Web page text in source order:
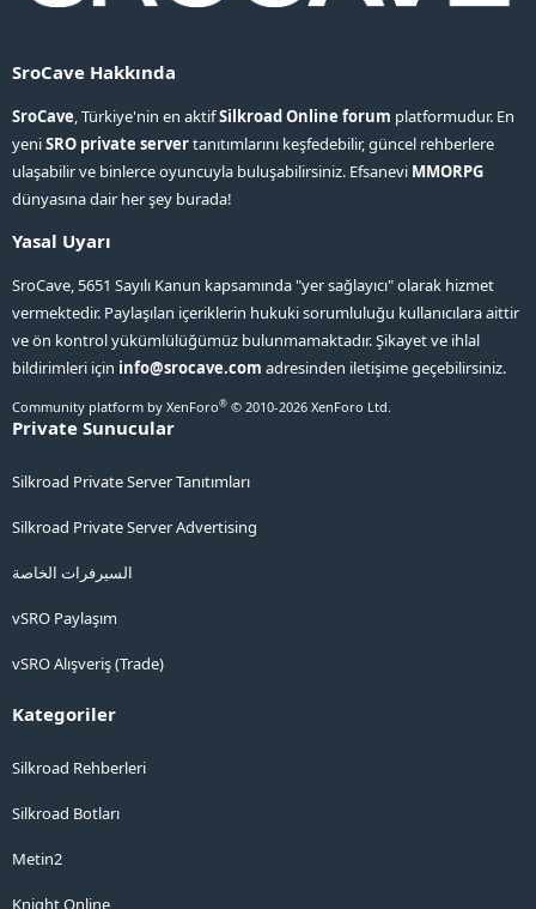
SroCave Hakkında
SroCave, Türkiye'nin en aktifSilkroad Online forum platformudur. En
yeniSRO private servertanıtımlarını keşfedebilir, güncel rehberlere
ulaşabilir ve binlerce oyuncuyla buluşabilirsiniz. Efsanevi MMORPG
dünyasına dair her şey burada!
Yasal Uyarı
SroCave, 5651 Sayılı Kanun kapsamında "yer sağlayıcı" olarak hizmet
vermektedir. Paylaşılan içeriklerin hukuki sorumluluğu kullanıcılara aittir
ve ön kontrol yükümlülüğümüz bulunmamaktadır. Şikayet ve ihlal
bildirimleri için info@srocave.com adresinden iletişime geçebilirsiniz.
Community platform by XenForo® © 2010-2026 XenForo Ltd.
Private Sunucular
Silkroad Private Server Tanıtımları
Silkroad Private Server Advertising
السيرفرات الخاصة
vSRO Paylaşım
vSRO Alışveriş (Trade)
Kategoriler
Silkroad Rehberleri
Silkroad Botları
Metin2
Knight Online